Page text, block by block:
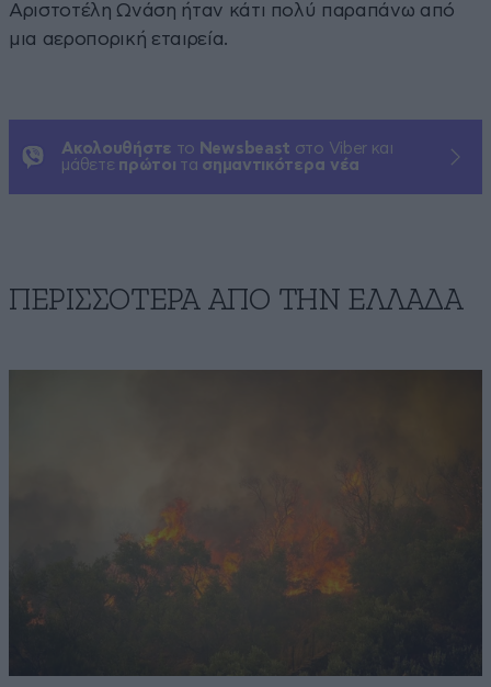
Αριστοτέλη Ωνάση ήταν κάτι πολύ παραπάνω από
μια αεροπορική εταιρεία.
Ακολουθήστε το Newsbeast στο Viber και
μάθετε πρώτοι τα σημαντικότερα νέα
ΠΕΡΙΣΣΟΤΕΡΑ ΑΠΟ ΤΗΝ ΕΛΛΑΔΑ